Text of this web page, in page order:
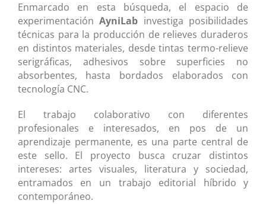
Enmarcado en esta búsqueda, el espacio de
experimentaciónAyniLab investiga posibilidades
técnicas para la producción de relieves duraderos
en distintos materiales, desde tintas termo-relieve
serigráficas, adhesivos sobre superficies no
absorbentes, hasta bordados elaborados con
tecnología CNC.
El trabajo colaborativo con diferentes
profesionales e interesados, en pos de un
aprendizaje permanente, es una parte central de
este sello. El proyecto busca cruzar distintos
intereses: artes visuales, literatura y sociedad,
entramados en un trabajo editorial híbrido y
contemporáneo.